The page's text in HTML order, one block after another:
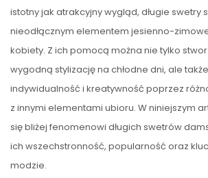
istotny jak atrakcyjny wygląd, długie swetry
nieodłącznym elementem jesienno-
kobiety. Z ich pomocą można nie tylko
wygodną stylizację na chłodne dni, ale
indywidualność i kreatywność poprzez
z innymi elementami ubioru. W niniejszym
się bliżej fenomenowi długich swetrów
ich wszechstronność, popularność oraz
modzie.